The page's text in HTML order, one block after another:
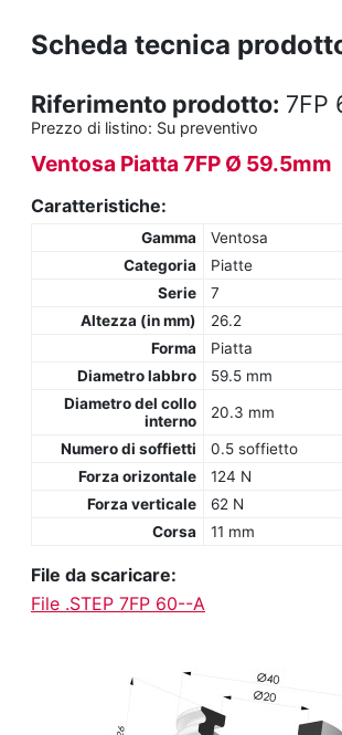
Scheda tecnica
Riferimento prodotto: 7FP
Prezzo di listino: Su preventivo
Ventosa Piatta 7FP Ø 59.5mm
Caratteristiche:
Gamma
Ventosa
Categoria
Piatte
Serie
7
Altezza (in mm)
26.2
Forma
Piatta
Diametro labbro
59.5 mm
Diametro del collo
interno
20.3 mm
Numero di soffietti
0.5 soffietto
Forza orizontale
124 N
Forza verticale
62 N
Corsa
11 mm
File da scaricare:
File .STEP 7FP 60--A